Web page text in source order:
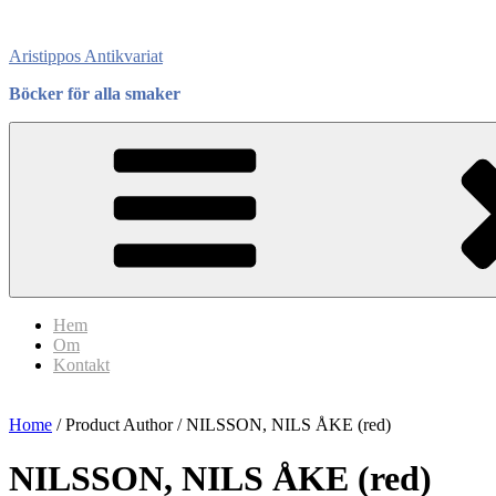
content
Aristippos Antikvariat
Böcker för alla smaker
Hem
Om
Kontakt
Home / Product Author / NILSSON, NILS ÅKE (red)
NILSSON, NILS ÅKE (red)